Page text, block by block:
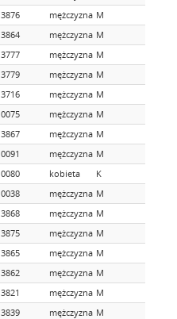
3876 mężczyzna M
3864 mężczyzna M
3777 mężczyzna M
3779 mężczyzna M
3716 mężczyzna M
0075 mężczyzna M
3867 mężczyzna M
0091 mężczyzna M
0080 kobieta K
0038 mężczyzna M
3868 mężczyzna M
3875 mężczyzna M
3865 mężczyzna M
3862 mężczyzna M
3821 mężczyzna M
3839 mężczyzna M